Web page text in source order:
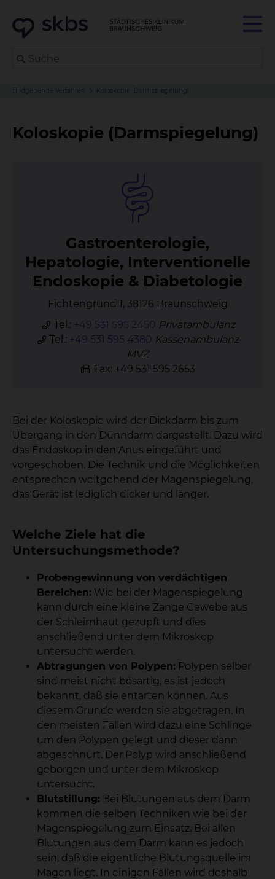
Bildgebende Verfahren Koloskopie (Darmspiegelung)
Koloskopie (Darmspiegelung)
Gas­tro­en­te­ro­lo­gie,
He­pa­to­lo­gie, In­ter­ven­tio­nel­le
En­do­sko­pie & Dia­be­to­lo­gie
Fichtengrund 1, 38126 Braunschweig
Tel.: +49 531 595 2450 Privatambulanz
Tel.: +49 531 595 4380 Kassenambulanz
MVZ
Fax: +49 531 595 2653
Bei der Koloskopie wird der Dickdarm bis zum
Übergang in den Dünndarm dargestellt. Dazu wird
das Endoskop in den Anus eingeführt und
vorgeschoben. Die Technik und die Möglichkeiten
entsprechen weitgehend der Magenspiegelung,
das Gerät ist lediglich dicker und länger.
Welche Ziele hat die
Untersuchungsmethode?
Probengewinnung von verdächtigen
Bereichen: Wie bei der Magenspiegelung
kann durch eine kleine Zange Gewebe aus
der Schleimhaut gezupft und dies
anschließend unter dem Mikroskop
untersucht werden.
Abtragungen von Polypen: Polypen selber
sind meist nicht bösartig, es ist jedoch
bekannt, daß sie entarten können. Aus
diesem Grunde werden sie abgetragen. In
den meisten Fällen wird dazu eine Schlinge
um den Polypen gelegt und dieser dann
abgeschnürt. Der Polyp wird anschließend
geborgen und unter dem Mikroskop
untersucht.
Blutstillung: Bei Blutungen aus dem Darm
kommen die selben Techniken wie bei der
Magenspiegelung zum Einsatz. Bei allen
Blutungen aus dem Darm kann es jedoch
sein, daß die eigentliche Blutungsquelle im
Magen liegt. In einigen Fällen wird deshalb